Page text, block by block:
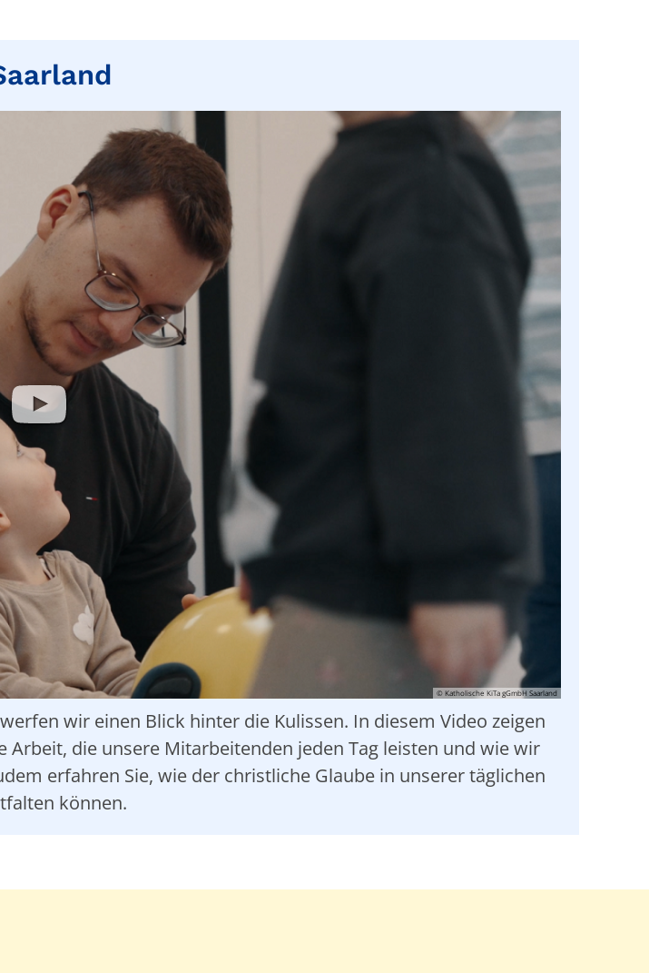
© Katholische KiTa gGmbH Saarland
wir einen Blick hinter die Kulissen. In diesem Video zeigen
die unsere Mitarbeitenden jeden Tag leisten und wie wir
erfahren Sie, wie der christliche Glaube in unserer täglichen
können.